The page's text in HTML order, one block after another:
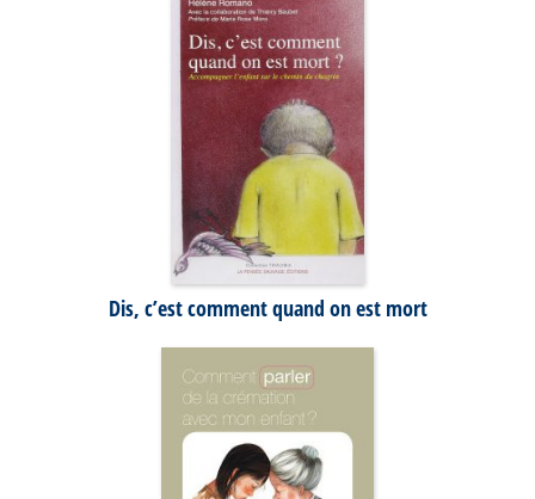
Dis, c’est comment quand on est mort